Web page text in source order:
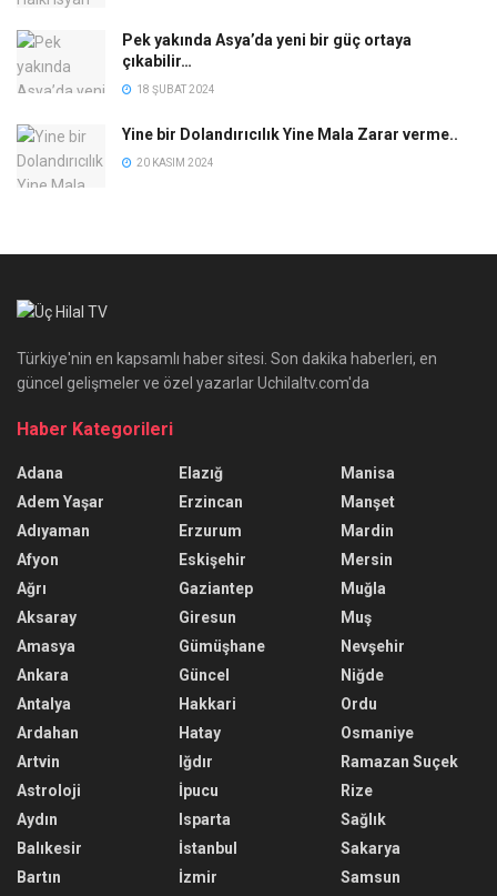
Pek yakında Asya’da yeni bir güç ortaya
çıkabilir…
18 ŞUBAT 2024
Yine bir Dolandırıcılık Yine Mala Zarar verme..
20 KASIM 2024
Türkiye'nin en kapsamlı haber sitesi. Son dakika haberleri, en
güncel gelişmeler ve özel yazarlar Uchilaltv.com'da
Haber Kategorileri
Adana
Adem Yaşar
Adıyaman
Afyon
Ağrı
Aksaray
Amasya
Ankara
Antalya
Ardahan
Artvin
Astroloji
Aydın
Balıkesir
Bartın
Elazığ
Erzincan
Erzurum
Eskişehir
Gaziantep
Giresun
Gümüşhane
Güncel
Hakkari
Hatay
Iğdır
İpucu
Isparta
İstanbul
İzmir
Manisa
Manşet
Mardin
Mersin
Muğla
Muş
Nevşehir
Niğde
Ordu
Osmaniye
Ramazan Suçek
Rize
Sağlık
Sakarya
Samsun